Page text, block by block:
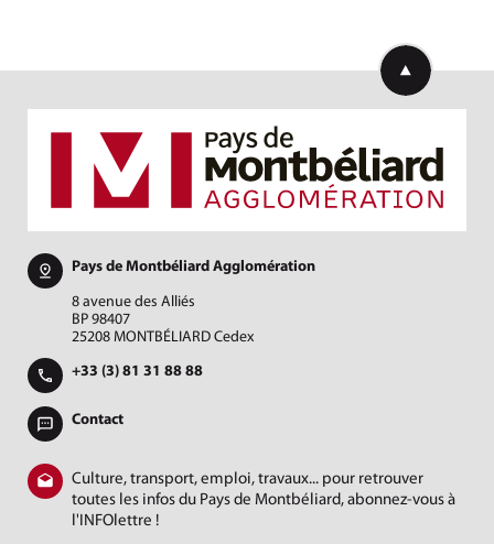
Retourner en
Pays de Montbéliard Agglomération
8 avenue des Alliés
BP 98407
25208 MONTBÉLIARD Cedex
+33 (3) 81 31 88 88
Contact
Culture, transport, emploi, travaux... pour retrouver
toutes les infos du Pays de Montbéliard, abonnez-vous à
l'INFOlettre !